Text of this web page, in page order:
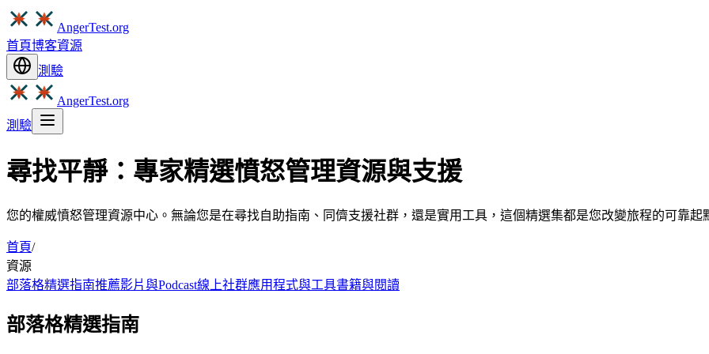
AngerTest.org
首頁博客資源
測驗
AngerTest.org
測驗
尋找平靜：專家精選憤怒管理資源與支援
您的權威憤怒管理資源中心。無論您是在尋找自助指南、同儕支援社群，還是實用工具，這個精選集都是您改變旅程的可靠起
首頁/
資源
部落格精選指南推薦影片與Podcast線上社群應用程式與工具書籍與閱讀
部落格精選指南